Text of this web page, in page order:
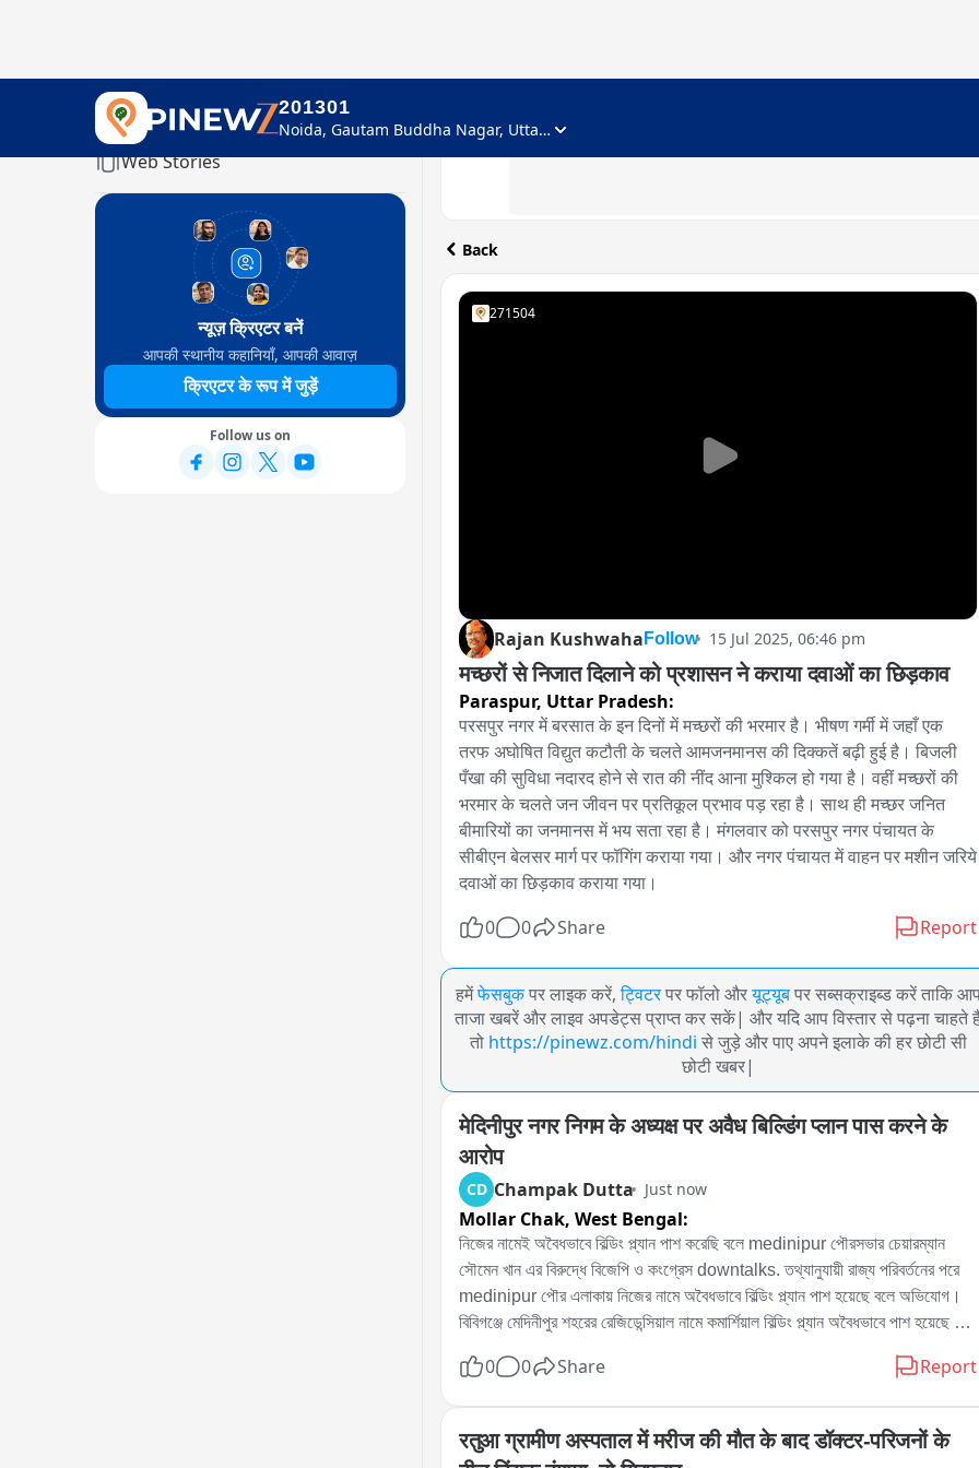
201301
Noida, Gautam Buddha Nagar, Uttar Pradesh
Home
Web Stories
न्यूज़ क्रिएटर बनें
आपकी स्थानीय कहानियाँ, आपकी आवाज़
क्रिएटर के रूप में जुड़ें
Follow us on
Back
271504
Rajan Kushwaha Follow 15 Jul 2025, 06:46 pm
मच्छरों से निजात दिलाने को प्रशासन ने कराया दवाओं का छिड़काव
Paraspur, Uttar Pradesh:
परसपुर नगर में बरसात के इन दिनों में मच्छरों की भरमार है। भीषण गर्मी में जहाँ एक
तरफ अघोषित विद्युत कटौती के चलते आमजनमानस की दिक्कतें बढ़ी हुई है। बिजली
पँखा की सुविधा नदारद होने से रात की नींद आना मुश्किल हो गया है। वहीं मच्छरों की
भरमार के चलते जन जीवन पर प्रतिकूल प्रभाव पड़ रहा है। साथ ही मच्छर जनित
बीमारियों का जनमानस में भय सता रहा है। मंगलवार को परसपुर नगर पंचायत के
सीबीएन बेलसर मार्ग पर फॉगिंग कराया गया। और नगर पंचायत में वाहन पर मशीन जरिये
दवाओं का छिड़काव कराया गया।
0 0 Share Report
हमेंफेसबुक पर लाइक करें, ट्विटर पर फॉलो औरयूट्यूब पर सब्सक्राइब्ड करें ताकि
ताजा खबरें और लाइव अपडेट्स प्राप्त कर सकें| और यदि आप विस्तार से पढ़ना चाहते
तो https://pinewz.com/hindi से जुड़े और पाए अपने इलाके की हर छोटी सी
छोटी खबर|
मेदिनीपुर नगर निगम के अध्यक्ष पर अवैध बिल्डिंग प्लान पास करने के
आरोप
CD Champak Dutta Just now
Mollar Chak, West Bengal:
নিজের নামেই অবৈধভাবে বিল্ডিং প্ল্যান পাশ করেছি বলে medinipur পৌরসভার চেয়ারম্যান
সৌমেন খান এর বিরুদ্ধে বিজেপি ও কংগ্রেস downtalks. তথ্যানুযায়ী রাজ্য পরিবর্তনের পরে
medinipur পৌর এলাকায় নিজের নামে অবৈধভাবে বিল্ডিং প্ল্যান পাশ হয়েছে বলে অভিযোগ।
বিবিগঞ্জে মেদিনীপুর শহরের রেজিডেন্সিয়াল নামে কমার্শিয়াল বিল্ডিং প্ল্যান অবৈধভাবে পাশ হয়েছে বলে
থাকলেও কমার্শিয়াল হিসেবে পাশ হয়েছে, এবং অনলাইনে রেকর্ডে কারখানা ও দেবোত্তর স্থান
বেড়ে ৪১০ হয়েছে, যার মধ্যে সৌমেন খানের প্ল্যানও রয়েছে। হাইকোর্টে জনস্বার্থে মামলাও দায়ের
হয়েছে। সৌমেন খান এই অভিযোগ অস্বীকার করেছেন এবং দাবি করেছেন যে বোর্ড মিটিংয়ে
0 0 Share Report
रतुआ ग्रामीण अस्पताल में मरीज की मौत के बाद डॉक्टर-परिजनों के